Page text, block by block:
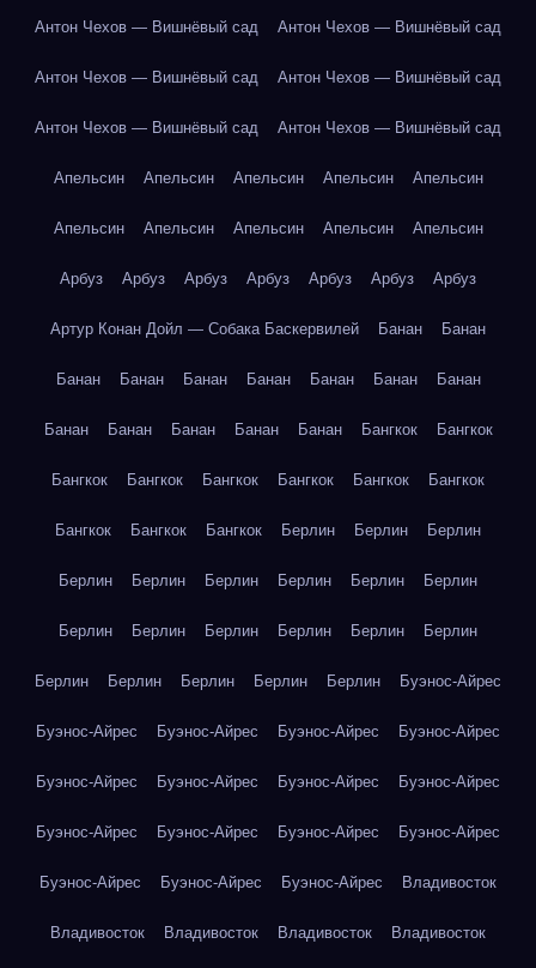
Антон Чехов — Вишнёвый сад Антон Чехов — Вишнёвый сад
Антон Чехов — Вишнёвый сад Антон Чехов — Вишнёвый сад
Антон Чехов — Вишнёвый сад Антон Чехов — Вишнёвый сад
Апельсин Апельсин Апельсин Апельсин Апельсин
Апельсин Апельсин Апельсин Апельсин Апельсин
Арбуз Арбуз Арбуз Арбуз Арбуз Арбуз Арбуз
Артур Конан Дойл — Собака Баскервилей Банан Банан
Банан Банан Банан Банан Банан Банан Банан
Банан Банан Банан Банан Банан Бангкок Бангкок
Бангкок Бангкок Бангкок Бангкок Бангкок Бангкок
Бангкок Бангкок Бангкок Берлин Берлин Берлин
Берлин Берлин Берлин Берлин Берлин Берлин
Берлин Берлин Берлин Берлин Берлин Берлин
Берлин Берлин Берлин Берлин Берлин Буэнос-Айрес
Буэнос-Айрес Буэнос-Айрес Буэнос-Айрес Буэнос-Айрес
Буэнос-Айрес Буэнос-Айрес Буэнос-Айрес Буэнос-Айрес
Буэнос-Айрес Буэнос-Айрес Буэнос-Айрес Буэнос-Айрес
Буэнос-Айрес Буэнос-Айрес Буэнос-Айрес Владивосток
Владивосток Владивосток Владивосток Владивосток